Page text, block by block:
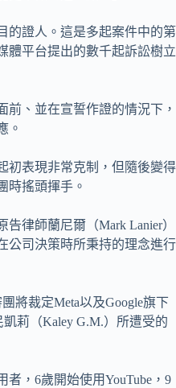
的證人。這是多起案件中的第
體平台提出的數千起訴訟樹立
前、並在宣誓作證的情況下，
。
初表現非常克制，但隨後變得
時搖頭揮手。
律師蘭尼爾（Mark Lanier）
公司決策時所秉持的理念進行
將裁定Meta以及Google旗下
凱莉（Kaley G.M.）所遭受的
，6歲開始使用YouTube，9